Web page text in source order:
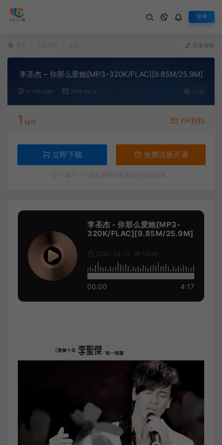
登录
我要发帖
李圣杰 – 你那么爱她[MP3-320K/FLAC][9.85M/25.9M]
LFYY8.COM 2022-08-12 1,343
1 M币 VIP折扣
立即下载 免费注册开通
李圣杰 - 你那么爱她[MP3-
320K/FLAC][9.85M/25.9M]
2022-08-12 1.34K
00:00 4:17